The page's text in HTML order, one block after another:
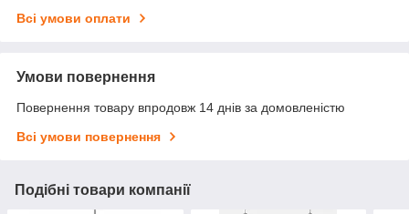
Всі умови оплати
Умови повернення
Повернення товару впродовж 14 днів за домовленістю
Всі умови повернення
Подібні товари компанії